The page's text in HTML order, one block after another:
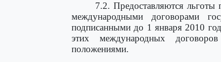
7.2. Предоставляются
международными договорами
подписанными до 1 января 2010
этих международных
положениями.